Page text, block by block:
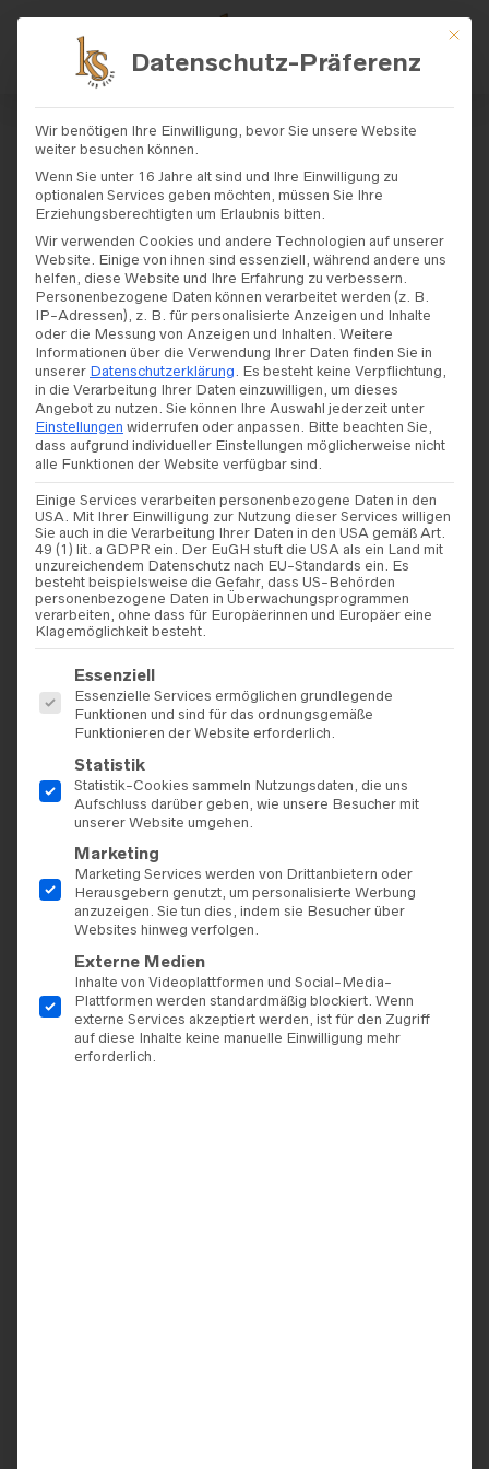
START/SHOP/ BRAUTKLEIDER/DAM
A COUTURE / DAMA COUTURE – MODELL
„AVRIL“
Dama Couture – Modell
„Avril“
Mit
Datenschutz-Präferenz
Wir benötigen Ihre Einwilligung, bevor Sie unsere Website
weiter besuchen können.
Wenn Sie unter 16 Jahre alt sind und Ihre Einwilligung zu
optionalen Services geben möchten, müssen Sie Ihre
Erziehungsberechtigten um Erlaubnis bitten.
Wir verwenden Cookies und andere Technologien auf unserer
Website. Einige von ihnen sind essenziell, während andere uns
helfen, diese Website und Ihre Erfahrung zu verbessern.
Personenbezogene Daten können verarbeitet werden (z. B.
IP-Adressen), z. B. für personalisierte Anzeigen und Inhalte
oder die Messung von Anzeigen und Inhalten. Weitere
Informationen über die Verwendung Ihrer Daten finden Sie in
unserer Datenschutzerklärung. Es besteht keine Verpflichtung,
in die Verarbeitung Ihrer Daten einzuwilligen, um dieses
Angebot zu nutzen. Sie können Ihre Auswahl jederzeit unter
Einstellungen widerrufen oder anpassen. Bitte beachten Sie,
dass aufgrund individueller Einstellungen möglicherweise nicht
alle Funktionen der Website verfügbar sind.
Einige Services verarbeiten personenbezogene Daten in den
USA. Mit Ihrer Einwilligung zur Nutzung dieser Services willigen
Sie auch in die Verarbeitung Ihrer Daten in den USA gemäß Art.
49 (1) lit. a GDPR ein. Der EuGH stuft die USA als ein Land mit
unzureichendem Datenschutz nach EU-Standards ein. Es
besteht beispielsweise die Gefahr, dass US-Behörden
personenbezogene Daten in Überwachungsprogrammen
verarbeiten, ohne dass für Europäerinnen und Europäer eine
Klagemöglichkeit besteht.
Es folgt eine Liste der Service-Gruppen, für die eine
Essenziell
Essenzielle Services ermöglichen grundlegende
Funktionen und sind für das ordnungsgemäße
Funktionieren der Website erforderlich.
Statistik
Statistik-Cookies sammeln Nutzungsdaten, die uns
Aufschluss darüber geben, wie unsere Besucher mit
unserer Website umgehen.
Marketing
Marketing Services werden von Drittanbietern oder
Herausgebern genutzt, um personalisierte Werbung
anzuzeigen. Sie tun dies, indem sie Besucher über
Websites hinweg verfolgen.
Externe Medien
Inhalte von Videoplattformen und Social-Media-
Plattformen werden standardmäßig blockiert. Wenn
externe Services akzeptiert werden, ist für den Zugriff
auf diese Inhalte keine manuelle Einwilligung mehr
erforderlich.